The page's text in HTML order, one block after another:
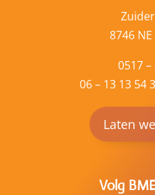
8746
0517
06 – 13 13 54
Laten
Volg